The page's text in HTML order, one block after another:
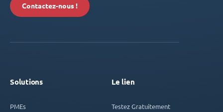
Contactez-nous !
Solutions
PMEs
Le lien
Testez Gratuitement